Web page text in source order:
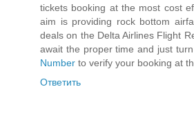
tickets booking at the most cost
aim is providing rock bottom
deals on the Delta Airlines Flight
await the proper time and just
Number to verify your booking at
Ответить